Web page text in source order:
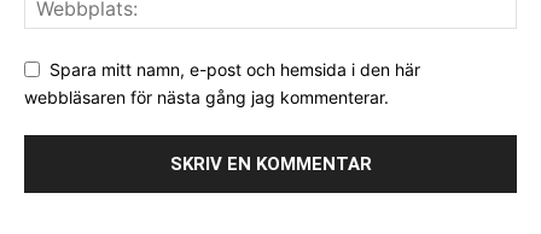
Spara mitt namn, e-post och hemsida i den här
webbläsaren för nästa gång jag kommenterar.